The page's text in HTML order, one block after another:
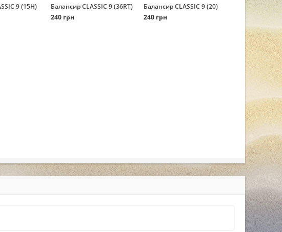
9 (15H)
Балансир CLASSIC 9 (36RT)
240 грн
Балансир CLASSIC 9 (20)
240 грн